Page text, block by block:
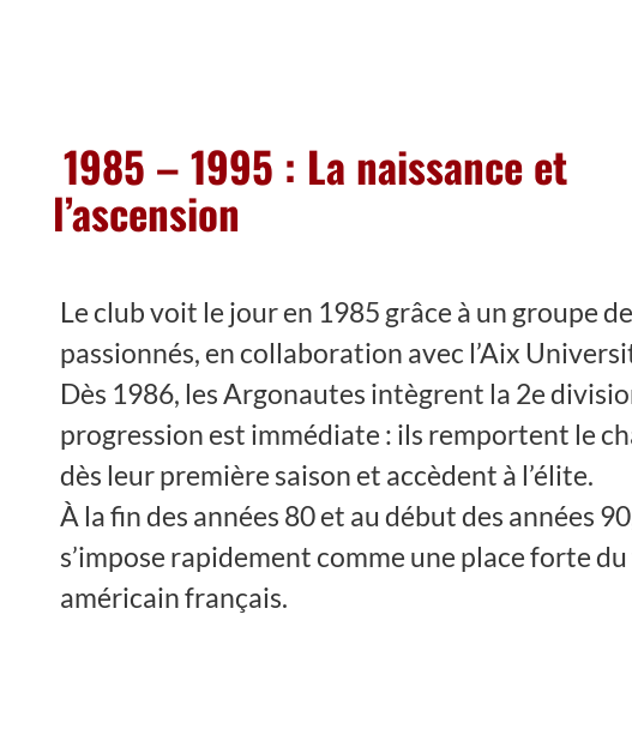
1985 – 1995 : La naissance et
l’ascension
Le club voit le jour en 1985 grâce à un groupe de
passionnés, en collaboration avec l’Aix
Dès 1986, les Argonautes intègrent la 2e
progression est immédiate : ils remportent le
dès leur première saison et accèdent à l’élite.
À la fin des années 80 et au début des années
s’impose rapidement comme une place forte
américain français.